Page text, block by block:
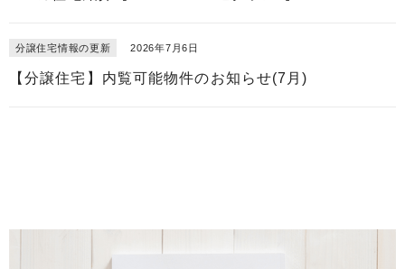
分譲住宅情報の更新 2026年7月6日
【分譲住宅】内覧可能物件のお知らせ(7月)